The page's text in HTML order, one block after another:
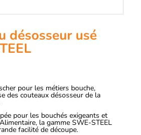
désosseur usé
pour les métiers bouche,
des couteaux désosseur de la
pour les bouchés exigeants et
la gamme SWE-STEEL
facilité de découpe.